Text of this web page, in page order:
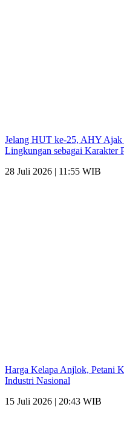
Jelang HUT ke-25, AHY Ajak
Lingkungan sebagai Karakter
28 Juli 2026 | 11:55 WIB
Harga Kelapa Anjlok, Petani
Industri Nasional
15 Juli 2026 | 20:43 WIB